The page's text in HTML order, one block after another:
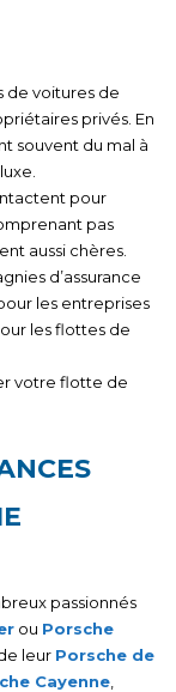
de voitures de
privés. En
souvent du mal à
pour
pas
aussi chères.
d’assurance
les entreprises
les flottes de
votre flotte de
passionnés
ou Porsche
leur Porsche de
Cayenne